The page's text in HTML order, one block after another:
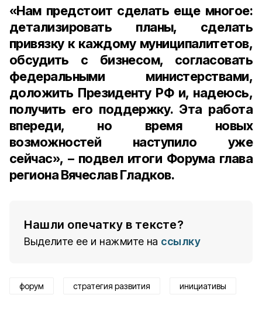
«Нам предстоит сделать еще многое:
детализировать планы, сделать
привязку к каждому муниципалитетов,
обсудить с бизнесом, согласовать
федеральными министерствами,
доложить Президенту РФ и, надеюсь,
получить его поддержку. Эта работа
впереди, но время новых
возможностей наступило уже
сейчас», – подвел итоги Форума глава
региона Вячеслав Гладков.
Нашли опечатку в тексте?
Выделите ее и нажмите на ссылку
форум стратегия развития инициативы